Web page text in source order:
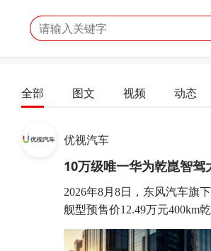
全部 图文 视频 动态
优视汽车
10万级唯一华为乾崑智
2026年8月8日，东风汽车旗
舰型预售价12.49万元400km